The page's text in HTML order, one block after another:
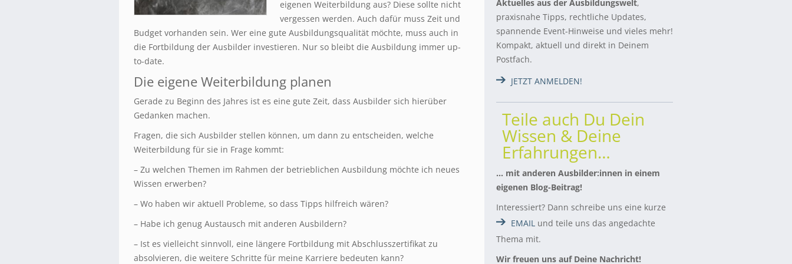
eigenen Weiterbildung aus? Diese sollte nicht
vergessen werden. Auch dafür muss Zeit und
Budget vorhanden sein. Wer eine gute Ausbildungsqualität möchte, muss auch in
die Fortbildung der Ausbilder investieren. Nur so bleibt die Ausbildung immer up-
to-date.
Die eigene Weiterbildung planen
Gerade zu Beginn des Jahres ist es eine gute Zeit, dass Ausbilder sich hierüber
Gedanken machen.
Fragen, die sich Ausbilder stellen können, um dann zu entscheiden, welche
Weiterbildung für sie in Frage kommt:
– Zu welchen Themen im Rahmen der betrieblichen Ausbildung möchte ich neues
Wissen erwerben?
– Wo haben wir aktuell Probleme, so dass Tipps hilfreich wären?
– Habe ich genug Austausch mit anderen Ausbildern?
– Ist es vielleicht sinnvoll, eine längere Fortbildung mit Abschlusszertifikat zu
absolvieren, die weitere Schritte für meine Karriere bedeuten kann?
Aktuelles aus der Ausbildungswelt,
praxisnahe Tipps, rechtliche Updates,
spannende Event-Hinweise und vieles mehr!
Kompakt, aktuell und direkt in Deinem
Postfach.
JETZT ANMELDEN!
Teile auch Du Dein
Wissen & Deine
Erfahrungen…
… mit anderen Ausbilder:innen in einem
eigenen Blog-Beitrag!
Interessiert? Dann schreibe uns eine kurze
EMAIL und teile uns das angedachte
Thema mit.
Wir freuen uns auf Deine Nachricht!